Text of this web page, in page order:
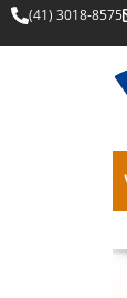
(41) 3018-8575